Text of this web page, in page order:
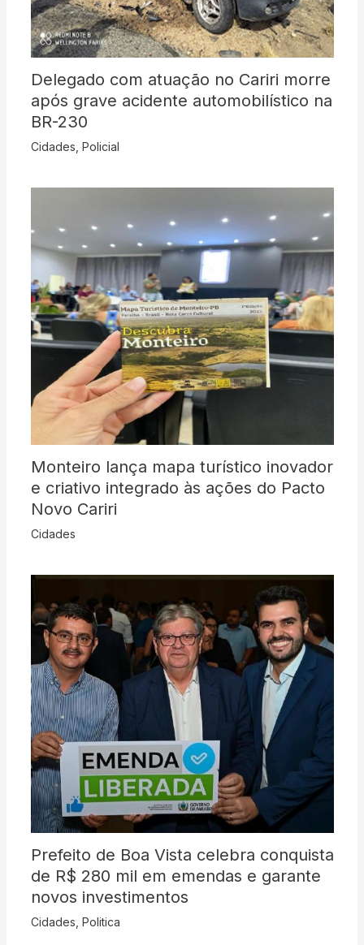
Delegado com atuação no Cariri morre
após grave acidente automobilístico na
BR-230
Cidades Policial
Monteiro lança mapa turístico inovador
e criativo integrado às ações do Pacto
Novo Cariri
Cidades
Prefeito de Boa Vista celebra conquista
de R$ 280 mil em emendas e garante
novos investimentos
Cidades Politica